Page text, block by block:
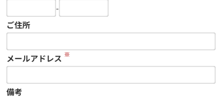
-
ご住所
メールアドレス ※
備考